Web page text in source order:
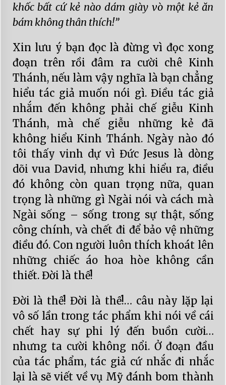
khốc bất cứ kẻ nào dám giày vò một kẻ ăn
bám không thân thích!”
Xin lưu ý bạn đọc là đừng vì đọc xong
đoạn trên rồi đâm ra cười chê Kinh
Thánh, nếu làm vậy nghĩa là bạn chẳng
hiểu tác giả muốn nói gì. Điều tác giả
nhắm đến không phải chế giễu Kinh
Thánh, mà chế giễu những kẻ đã
không hiểu Kinh Thánh. Ngày nào đó
tôi thấy vinh dự vì Đức Jesus là dòng
dõi vua David, nhưng khi hiểu ra, điều
đó không còn quan trọng nữa, quan
trọng là những gì Ngài nói và cách mà
Ngài sống – sống trong sự thật, sống
công chính, và chết đi để bảo vệ những
điều đó. Con người luôn thích khoát lên
những chiếc áo hoa hòe không cần
thiết. Đời là thế!
Đời là thế! Đời là thế!… câu này lặp lại
vô số lần trong tác phẩm khi nói về cái
chết hay sự phi lý đến buồn cười…
nhưng ta cười không nổi. Ở đoạn đầu
của tác phẩm, tác giả cứ nhắc đi nhắc
lại là sẽ viết về vụ Mỹ đánh bom thành